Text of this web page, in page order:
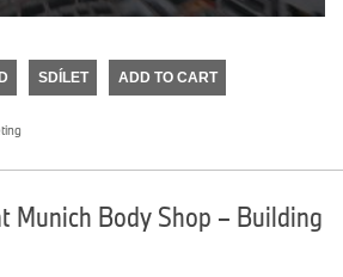
SDÍLET ADD TO CART
Munich Body Shop – Building